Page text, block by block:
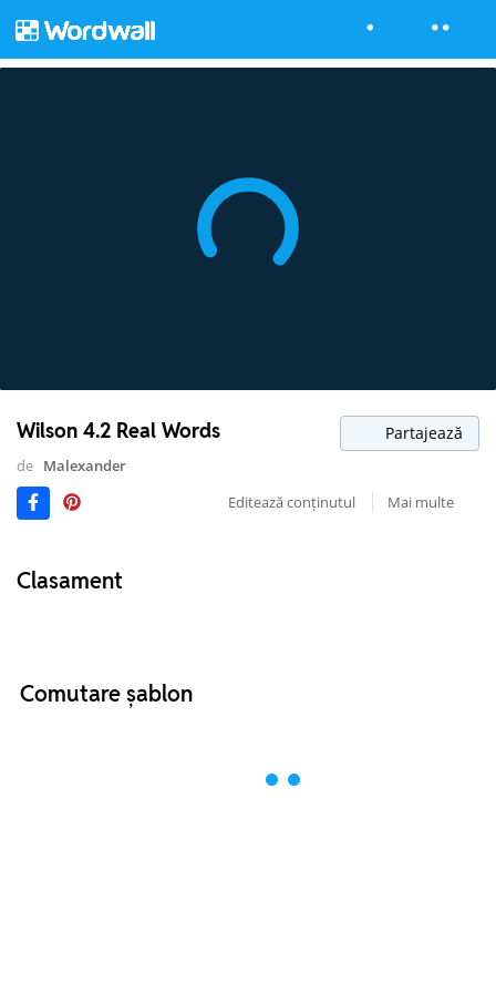
Wilson 4.2 Real Words Partajează
de Malexander
Editează conținutul
Mai multe
Clasament
Comutare șablon